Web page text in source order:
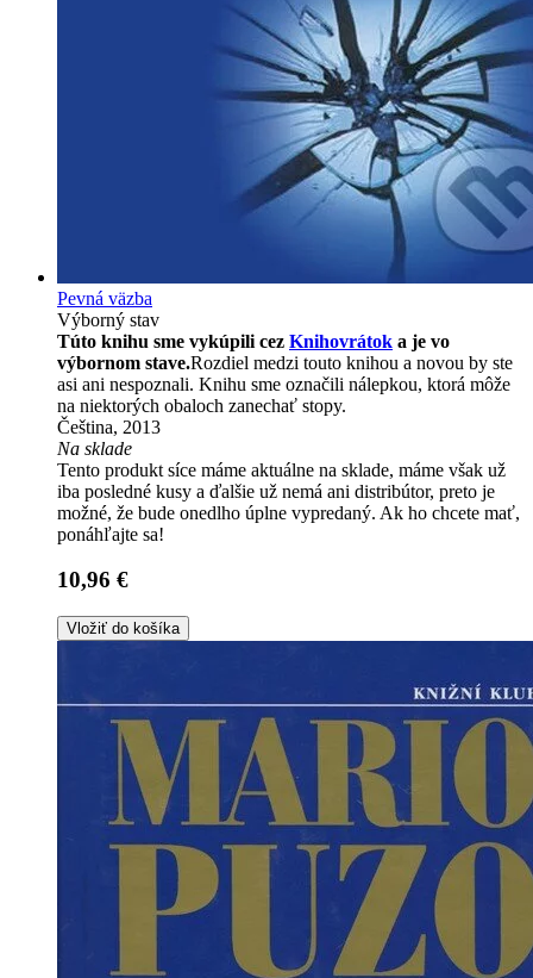
Pevná väzba
Výborný stav
Túto knihu sme vykúpili cez Knihovrátok a je vo
výbornom stave.Rozdiel medzi touto knihou a novou by ste
asi ani nespoznali. Knihu sme označili nálepkou, ktorá môže
na niektorých obaloch zanechať stopy.
Čeština, 2013
Na sklade
Tento produkt síce máme aktuálne na sklade, máme však už
iba posledné kusy a ďalšie už nemá ani distribútor, preto je
možné, že bude onedlho úplne vypredaný. Ak ho chcete mať,
ponáhľajte sa!
10,96 €
Vložiť do košíka